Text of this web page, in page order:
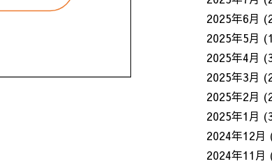
2025年6月
2025年5月
2025年4月
2025年3月
2025年2月
2025年1月
2024年12月
2024年11月